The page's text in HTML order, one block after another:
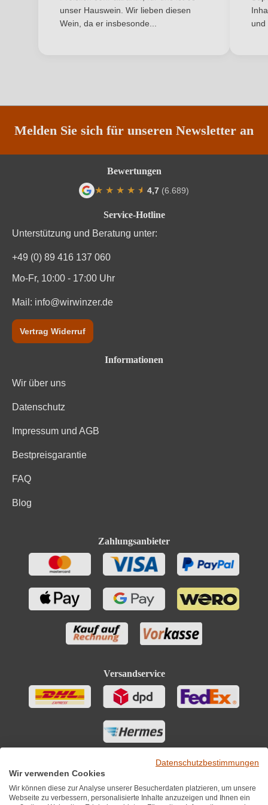
0,75 L
Restzucker in g/L
Weinart
unser Hauswein. Wir lieben diesen
Wein, da er insbesonde...
und
Melden Sie sich für unseren Newsletter an
Service-Hotline
Unterstützung und Beratung unter:
+49 (0) 89 416 137 060
Mo-Fr, 10:00 - 17:00 Uhr
Mail: info@wirwinzer.de
Vertrag Widerruf
Informationen
Wir über uns
Datenschutz
Impressum und AGB
Bestpreisgarantie
FAQ
Blog
Zahlungsanbieter
Versandservice
Bewertungen
★ ★ ★ ★ ★
★ 4,7 (6.689)
Datenschutzbestimmungen
Wir verwenden Cookies
Wir können diese zur Analyse unserer Besucherdaten platzieren, um unsere
Webseite zu verbessern, personalisierte Inhalte anzuzeigen und Ihnen ein